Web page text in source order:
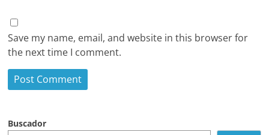
Save my name, email, and website in this browser for
the next time I comment.
Buscador